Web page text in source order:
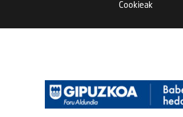
Cookieak